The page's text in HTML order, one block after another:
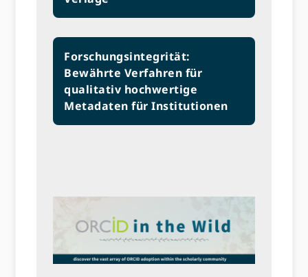
Forschungsintegrität:
Bewährte Verfahren für
qualitativ hochwertige
Metadaten für Institutionen